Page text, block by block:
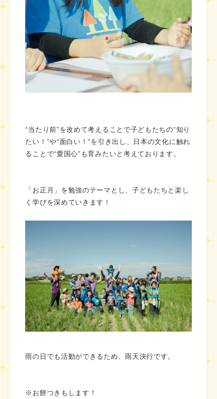
“当たり前”を改めて考えることで子どもたちの“知り
たい！”や“面白い！”を引き出し、日本の文化に触れ
ることで“愛国心”も育みたいと考えております。
「お正月」を勉強のテーマとし、子どもたちと楽し
く学びを深めていきます！
雨の日でも活動ができるため、雨天決行です。
※お餅つきもします！